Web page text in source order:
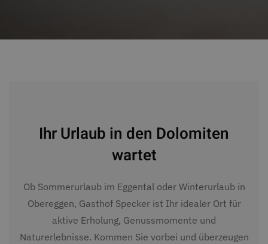
Ihr Urlaub in den Dolomiten
wartet
Ob Sommerurlaub im Eggental oder Winterurlaub in
Obereggen, Gasthof Specker ist Ihr idealer Ort für
aktive Erholung, Genussmomente und
Naturerlebnisse. Kommen Sie vorbei und überzeugen